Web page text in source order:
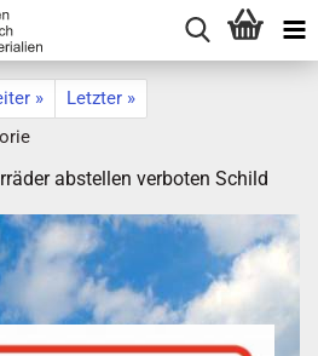
»
Letzter »
abstellen verboten Schild